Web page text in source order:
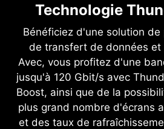
Technologie
Bénéficiez d'une solution
de transfert de données et
Avec, vous profitez d'une
jusqu'à 120 Gbit/s avec
Boost, ainsi que de la
plus grand nombre d'écrans
et des taux de